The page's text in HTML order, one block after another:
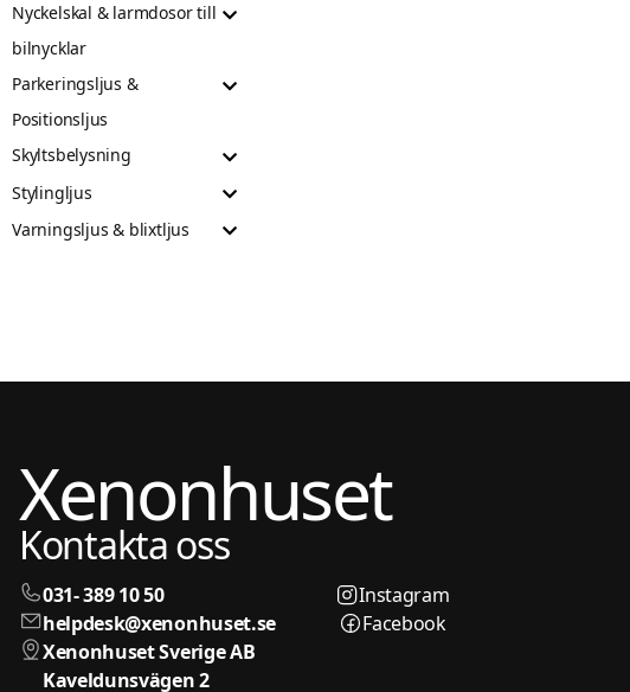
Nyckelskal & larmdosor till
bilnycklar
Parkeringsljus &
Positionsljus
Skyltsbelysning
Stylingljus
Varningsljus & blixtljus
Xenonhuset
Kontakta oss
031- 389 10 50
helpdesk@xenonhuset.se
Xenonhuset Sverige AB
Kaveldunsvägen 2
Instagram
Facebook